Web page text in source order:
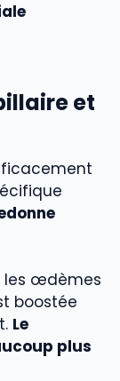
et
les œdèmes
boostée
Le
plus